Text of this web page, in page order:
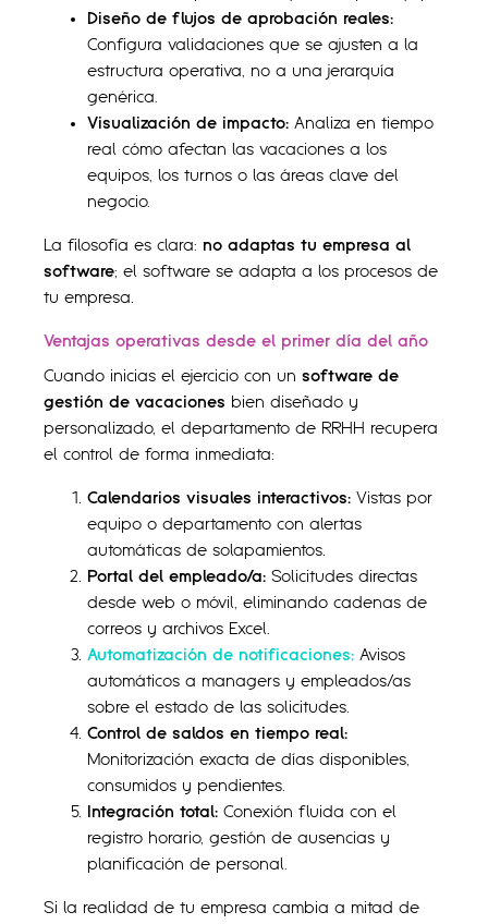
Diseño de flujos de aprobación reales:
Configura validaciones que se ajusten a la
estructura operativa, no a una jerarquía
genérica.
Visualización de impacto: Analiza en tiempo
real cómo afectan las vacaciones a los
equipos, los turnos o las áreas clave del
negocio.
La filosofía es clara: no adaptas tu empresa al
software; el software se adapta a los procesos de
tu empresa.
Ventajas operativas desde el primer día del año
Cuando inicias el ejercicio con un software de
gestión de vacaciones bien diseñado y
personalizado, el departamento de RRHH recupera
el control de forma inmediata:
Calendarios visuales interactivos: Vistas por
equipo o departamento con alertas
automáticas de solapamientos.
Portal del empleado/a: Solicitudes directas
desde web o móvil, eliminando cadenas de
correos y archivos Excel.
Automatización de notificaciones: Avisos
automáticos a managers y empleados/as
sobre el estado de las solicitudes.
Control de saldos en tiempo real:
Monitorización exacta de días disponibles,
consumidos y pendientes.
Integración total: Conexión fluida con el
registro horario, gestión de ausencias y
planificación de personal.
Si la realidad de tu empresa cambia a mitad de